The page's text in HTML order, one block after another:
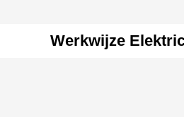
Werkwijze